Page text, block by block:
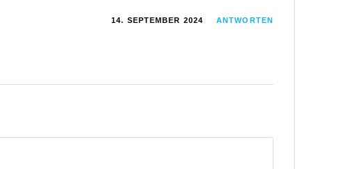
14. SEPTEMBER 2024 ANTWORTEN